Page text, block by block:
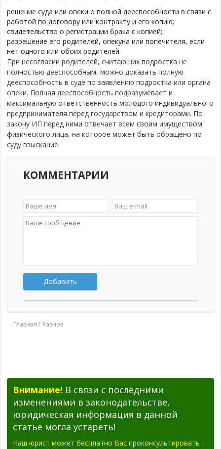
решение суда или опеки о полной дееспособности в связи с
работой по договору или контракту и его копию;
свидетельство о регистрации брака с копией;
разрешение его родителей, опекуна или попечителя, если
нет одного или обоих родителей.
При несогласии родителей, считающих подростка не
полностью дееспособным, можно доказать полную
дееспособность в суде по заявлению подростка или органа
опеки. Полная дееспособность подразумевает и
максимальную ответственность молодого индивидуального
предпринимателя перед государством и кредиторами. По
закону ИП перед ними отвечает всем своим имуществом
физического лица, на которое может быть обращено по
суду взыскание.
КОММЕНТАРИИ
Добавить
Главная Разное
Внимание! В связи с последними
изменениями в законодательстве,
юридическая информация в данной
статье могла устареть!
Наш юрист может бесплатно Вас проконсультировать -